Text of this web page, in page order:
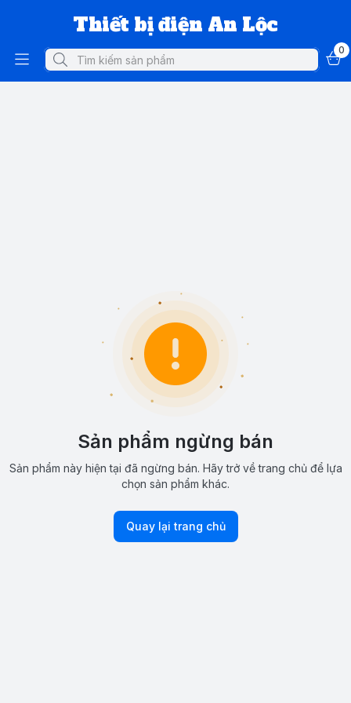
Thiết bị điện An Lộc
0
Sản phẩm ngừng bán
Sản phẩm này hiện tại đã ngừng bán. Hãy trở về trang chủ để lựa
chọn sản phẩm khác.
Quay lại trang chủ